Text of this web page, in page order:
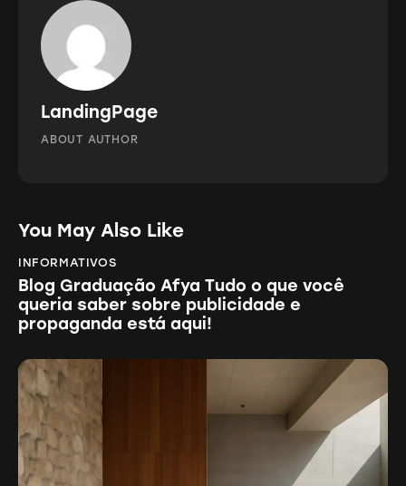
LandingPage
ABOUT AUTHOR
You May Also Like
INFORMATIVOS
Blog Graduação Afya Tudo o que você
queria saber sobre publicidade e
propaganda está aqui!